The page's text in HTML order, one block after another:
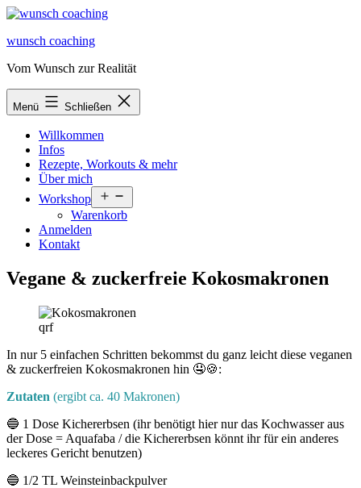
Zum
springen
wunsch coaching
Vom Wunsch zur Realität
Menü Schließen
Willkommen
Infos
Rezepte, Workouts & mehr
Über mich
Workshop
öffnen
Warenkorb
Anmelden
Kontakt
Vegane & zuckerfreie Kokosmakronen
qrf
In nur 5 einfachen Schritten bekommst du ganz leicht diese veganen
& zuckerfreien Kokosmakronen hin 🤤🍪:
Zutaten (ergibt ca. 40 Makronen)
🔵 1 Dose Kichererbsen (ihr benötigt hier nur das Kochwasser aus
der Dose = Aquafaba / die Kichererbsen könnt ihr für ein anderes
leckeres Gericht benutzen)
🔵 1/2 TL Weinsteinbackpulver